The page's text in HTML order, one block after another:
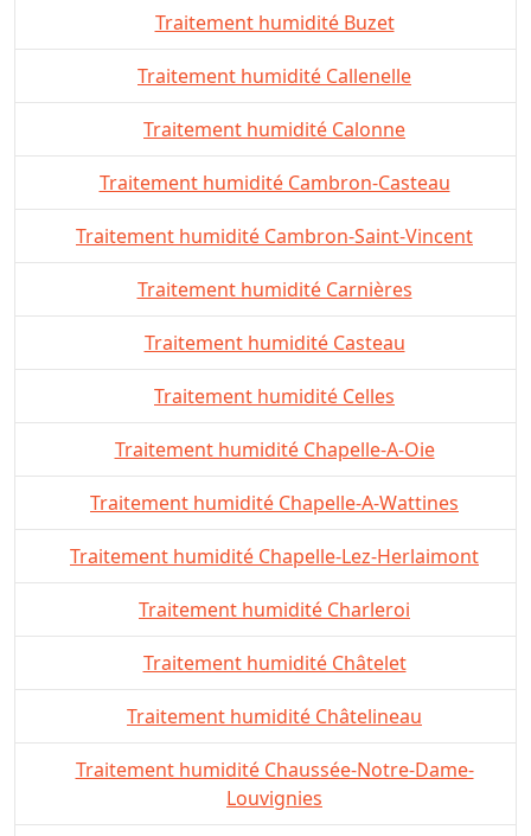
Traitement humidité Buzet
Traitement humidité Callenelle
Traitement humidité Calonne
Traitement humidité Cambron-Casteau
Traitement humidité Cambron-Saint-Vincent
Traitement humidité Carnières
Traitement humidité Casteau
Traitement humidité Celles
Traitement humidité Chapelle-A-Oie
Traitement humidité Chapelle-A-Wattines
Traitement humidité Chapelle-Lez-Herlaimont
Traitement humidité Charleroi
Traitement humidité Châtelet
Traitement humidité Châtelineau
Traitement humidité Chaussée-Notre-Dame-
Louvignies